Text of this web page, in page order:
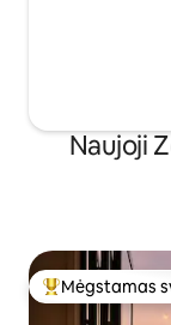
Naujoji
Svečių
Mėgstamas